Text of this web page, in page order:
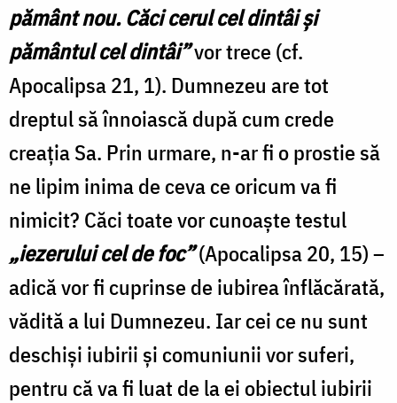
pământ nou. Căci cerul cel dintâi şi
pământul cel dintâi”vor trece (cf.
Apocalipsa 21, 1). Dumnezeu are tot
dreptul să înnoiască după cum crede
creaţia Sa. Prin urmare, n-ar fi o prostie să
ne lipim inima de ceva ce oricum va fi
nimicit? Căci toate vor cunoaşte testul
„iezerului cel de foc”(Apocalipsa 20, 15) –
adică vor fi cuprinse de iubirea înflăcărată,
vădită a lui Dumnezeu. Iar cei ce nu sunt
deschişi iubirii şi comuniunii vor suferi,
pentru că va fi luat de la ei obiectul iubirii